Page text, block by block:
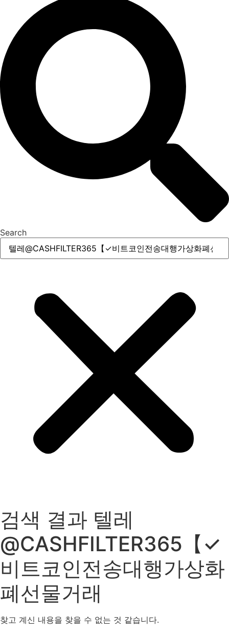
Search
검색 결과 텔레
@CASHFILTER365【✓
비트코인전송대행가상화
폐선물거래
찾고 계신 내용을 찾을 수 없는 것 같습니다.